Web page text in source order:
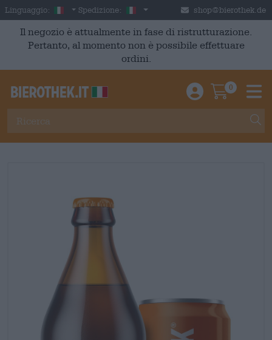
Skip to main content
Linguaggio: Italian
Spedizione: Italia shop@bierothek.de
Il negozio è attualmente in fase di ristrutturazione.
Pertanto, al momento non è possibile effettuare
ordini.
Einloggen /
0